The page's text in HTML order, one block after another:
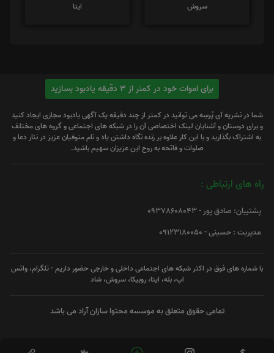
سروش ایتا
برای اموات خود در کمتر از 3 دقیقه یادبود بسازید
شما در نشریه آی پُرسِه می توانید در کمتر از چند دقیقه یک آگهی یادبود مجازی ایجاد کنید
و برای دوستان و آشنایان لینک اختصاصی آن را در شبکه های اجتماعی و گروه های مختلف
به اشتراک بگذارید و با این کار علاوه بر زنده نگاه داشتن یاد و نام متوفیان عزیز در نثار دعا و
صلوات و فاتحه به روح این عزیزان سهیم باشید.
راه های ارتباطی :
پشتیبان: صادق پور - 09378608043
مدیریت : حسینی - 09123180050
با شماره های فوق در اکثر شبکه های اجتماعی داخلی و خارجی حضور داریم - تلگرام، واتس
اپ، بله، ایتا، روبیکا، سروش، شاد
تمامی حقوق متعلق به موسسه محتوا سازان آراد می باشد